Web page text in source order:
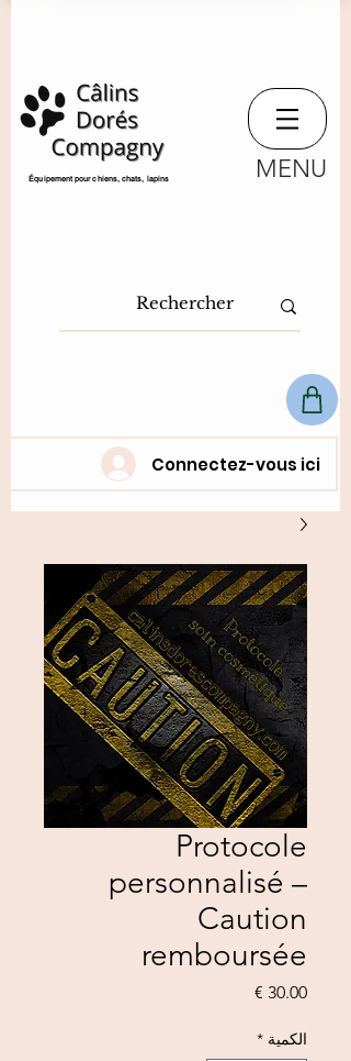
​Équipement pour chiens, chats, lapins MENU
Connectez-vous ici
Protocole
personnalisé –
Caution
remboursée
السعر
الكمية *